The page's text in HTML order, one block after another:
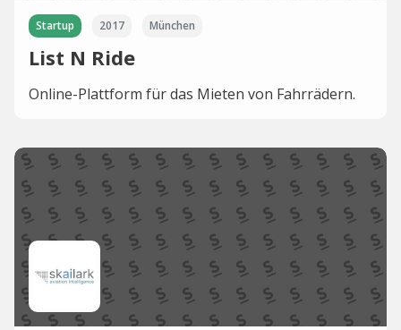
Startup 2017 München
List N Ride
Online-Plattform für das Mieten von Fahrrädern.